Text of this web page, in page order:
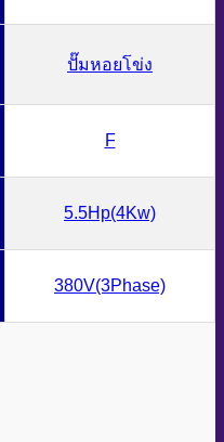
ปั๊มหอยโข่ง
F
5.5Hp(4Kw)
380V(3Phase)